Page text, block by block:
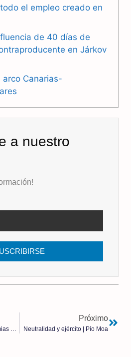
p el empleo creado en
de 40 días de
en Járkov
Canarias-
a nuestro
Próximo
Neutralidad y ejército | Pío Moa